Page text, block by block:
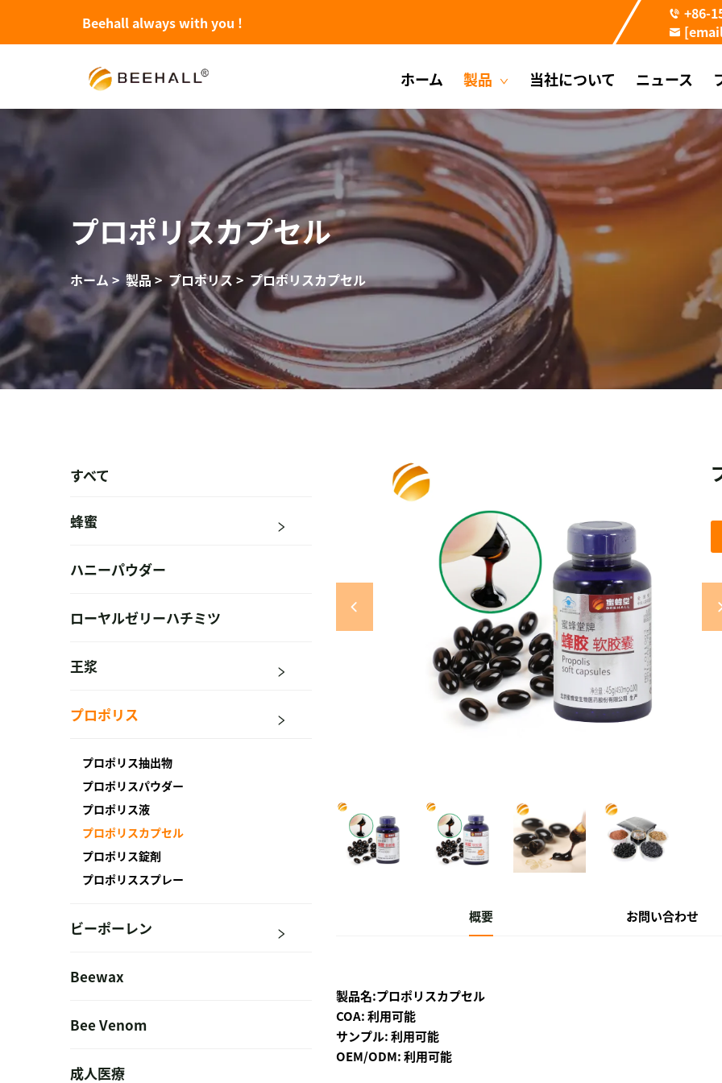
Beehall always with you !
+86-
ホーム 製品 当社について ニュース
プロポリスカプセル
ホーム >製品>プロポリス> プロポリスカプセル
すべて
蜂蜜
ハニーパウダー
ローヤルゼリーハチミツ
王浆
プロポリス
プロポリス抽出物
プロポリスパウダー
プロポリス液
プロポリスカプセル
プロポリス錠剤
プロポリススプレー
ビーポーレン
Beewax
Bee Venom
成人医療
概要 お問い合わせ
製品名:プロポリスカプセル
COA: 利用可能
サンプル: 利用可能
OEM/ODM: 利用可能